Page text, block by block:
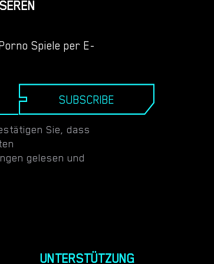
Spiele per E-
SUBSCRIBE
Sie, dass
gelesen und
UNTERSTÜTZUNG